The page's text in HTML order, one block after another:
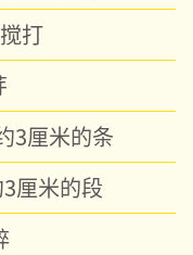
打
3厘米的条
厘米的段